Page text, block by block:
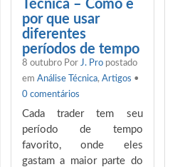
Técnica – Como e
por que usar
diferentes
períodos de tempo
8 outubro Por J. Propostado
em Análise Técnica, Artigos •
0 comentários
Cada trader tem seu
período de tempo
favorito, onde eles
gastam a maior parte do